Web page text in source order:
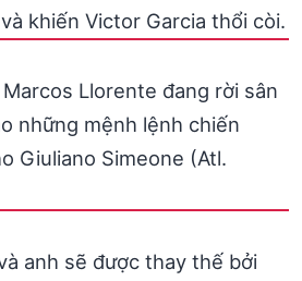
khiến Victor Garcia thổi còi.
Llorente đang rời sân
những mệnh lệnh chiến
Giuliano Simeone (Atl.
anh sẽ được thay thế bởi